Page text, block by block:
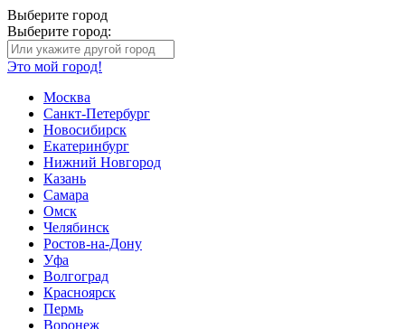
Выберите город
Выберите город:
Это мой город!
Москва
Санкт-Петербург
Новосибирск
Екатеринбург
Нижний Новгород
Казань
Самара
Омск
Челябинск
Ростов-на-Дону
Уфа
Волгоград
Красноярск
Пермь
Воронеж